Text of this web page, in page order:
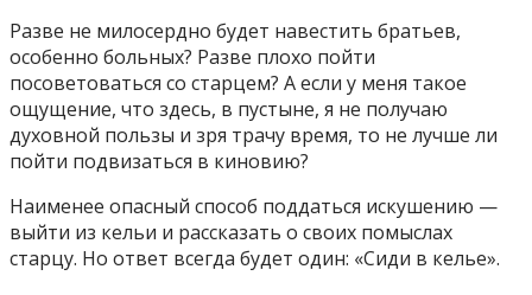
Разве не милосердно будет навестить братьев,
особенно больных? Разве плохо пойти
посоветоваться со старцем? А если у меня такое
ощущение, что здесь, в пустыне, я не получаю
духовной пользы и зря трачу время, то не лучше ли
пойти подвизаться в киновию?
Наименее опасный способ поддаться искушению —
выйти из кельи и рассказать о своих помыслах
старцу. Но ответ всегда будет один: «Сиди в келье».